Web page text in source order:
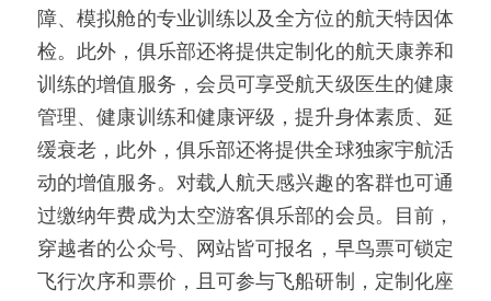
障、模拟舱的专业训练以及全方位的航天特因体
检。此外，俱乐部还将提供定制化的航天康养和
训练的增值服务，会员可享受航天级医生的健康
管理、健康训练和健康评级，提升身体素质、延
缓衰老，此外，俱乐部还将提供全球独家宇航活
动的增值服务。对载人航天感兴趣的客群也可通
过缴纳年费成为太空游客俱乐部的会员。目前，
穿越者的公众号、网站皆可报名，早鸟票可锁定
飞行次序和票价，且可参与飞船研制，定制化座